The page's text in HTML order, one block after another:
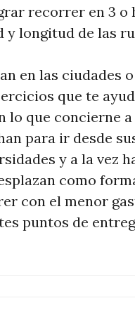
recorrer en 3 o
y longitud de las
en las ciudades
que te
lo que concierne
para ir desde
y a la vez
como
con el menor
puntos de